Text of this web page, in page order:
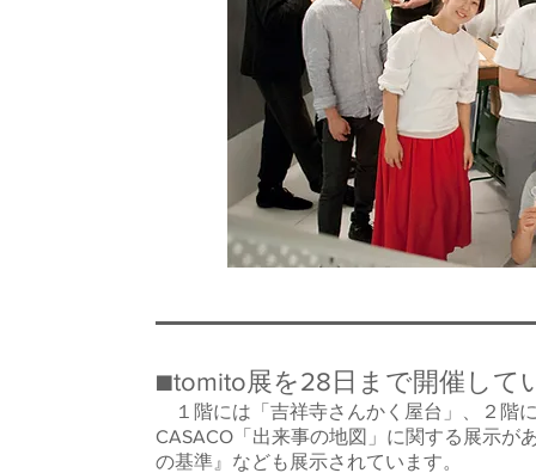
■tomito展を28日まで開催して
１階には「吉祥寺さんかく屋台」、２階
CASACO「出来事の地図」に関する展示が
の基準』なども展示されています。